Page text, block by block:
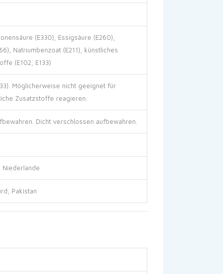
(E330), Essigsäure (E260),
Natriumbenzoat (E211), künstliches
(E102, E133)
Möglicherweise nicht geeignet für
Zusatzstoffe reagieren.
Dicht verschlossen aufbewahren.
Niederlande
Pakistan